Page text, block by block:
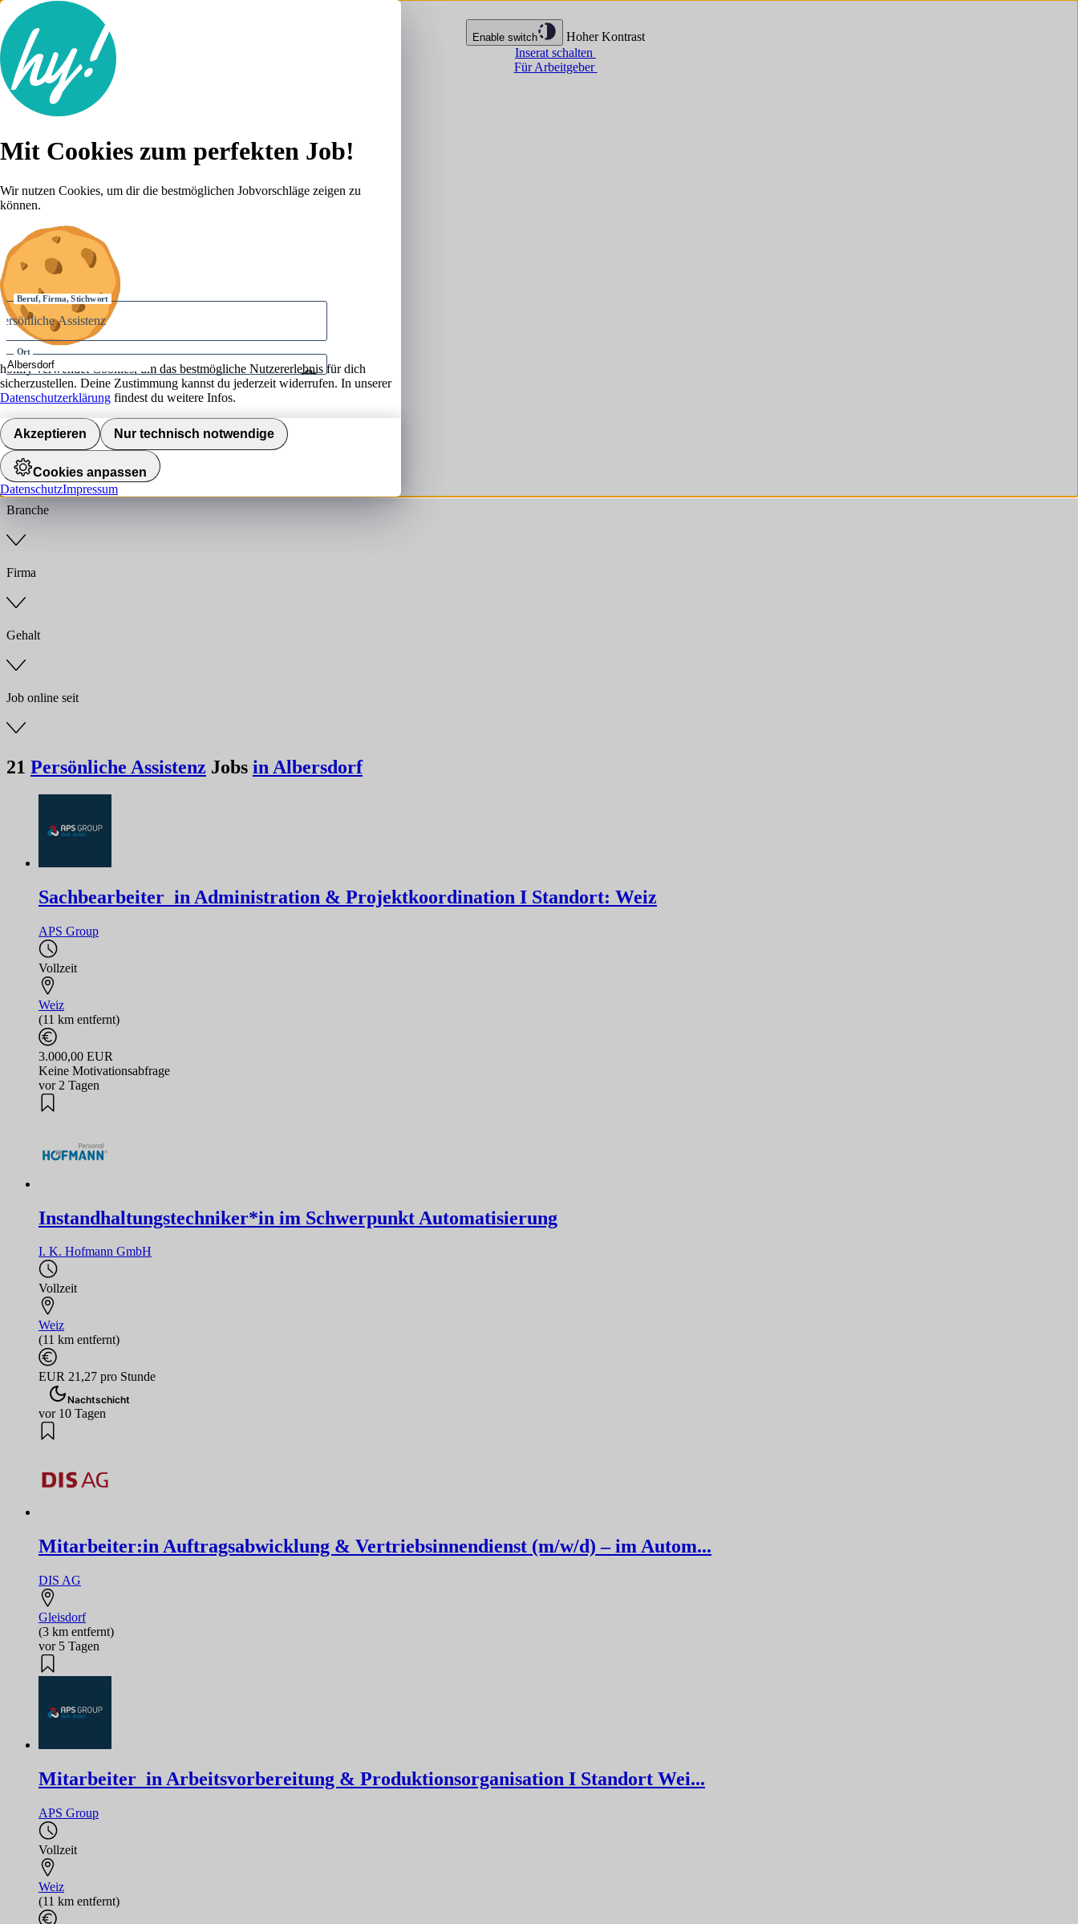
Enable switch
Hoher Kontrast
Inserat schalten
Für Arbeitgeber
Lebenslauf
Karriere-Tipps
Anmelden
Beruf, Firma, Stichwort
Ort
Umkreis
Jobs finden
Anstellungsart
Branche
Firma
Gehalt
Job online seit
21 Persönliche Assistenz Jobs in Albersdorf
Sachbearbeiter_in Administration & Projektkoordination I Standort: Weiz
APS Group
Vollzeit
Weiz
(11 km entfernt)
3.000,00 EUR
Keine Motivationsabfrage
vor 2 Tagen
Instandhaltungstechniker*in im Schwerpunkt Automatisierung
I. K. Hofmann GmbH
Vollzeit
Weiz
(11 km entfernt)
EUR 21,27 pro Stunde
Nachtschicht
vor 10 Tagen
Mitarbeiter:in Auftragsabwicklung & Vertriebsinnendienst (m/w/d) – im Autom...
DIS AG
Gleisdorf
(3 km entfernt)
vor 5 Tagen
Mitarbeiter_in Arbeitsvorbereitung & Produktionsorganisation I Standort Wei...
APS Group
Vollzeit
Weiz
(11 km entfernt)
Mit Cookies zum perfekten Job!
Wir nutzen Cookies, um dir die bestmöglichen Jobvorschläge zeigen zu
können.
hokify verwendet Cookies, um das bestmögliche Nutzererlebnis für dich
sicherzustellen. Deine Zustimmung kannst du jederzeit widerrufen. In unserer
Datenschutzerklärung findest du weitere Infos.
Akzeptieren Nur technisch notwendige
Cookies anpassen
DatenschutzImpressum